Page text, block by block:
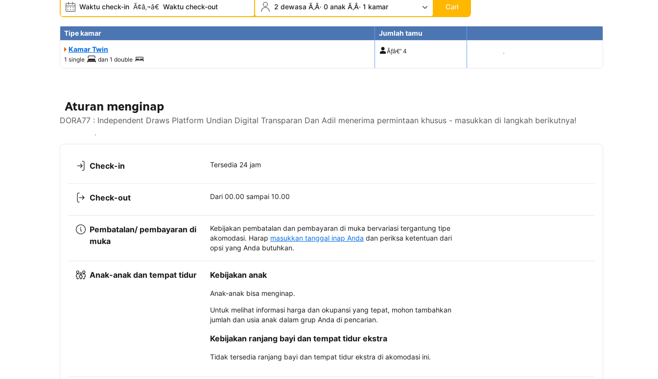
Waktu check-in Ã¢â‚¬â€ Waktu check-out 2 dewasa Ã‚Â· 0 anak Ã‚Â· 1 kamar Cari
Tipe kamar
Jumlah tamu
Kamar Twin
1 single dan 1 double
Ãƒâ€” 4 Tampilkan harga
Aturan menginap
DORA77 : Independent Draws Platform Undian Digital Transparan Dan Adil menerima permintaan khusus - masukkan di langkah berikutnya!
Lihat ketersediaan
Check-in Tersedia 24 jam
Check-out Dari 00.00 sampai 10.00
Pembatalan/ pembayaran di
muka
Kebijakan pembatalan dan pembayaran di muka bervariasi tergantung tipe
akomodasi. Harap masukkan tanggal inap Anda dan periksa ketentuan dari
opsi yang Anda butuhkan.
Anak-anak dan tempat tidur Kebijakan anak
Anak-anak bisa menginap.
Untuk melihat informasi harga dan okupansi yang tepat, mohon tambahkan
jumlah dan usia anak dalam grup Anda di pencarian.
Kebijakan ranjang bayi dan tempat tidur ekstra
Tidak tersedia ranjang bayi dan tempat tidur ekstra di akomodasi ini.